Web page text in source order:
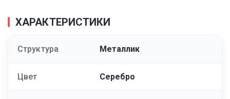
ХАРАКТЕРИСТИКИ
Структура Металлик
Цвет Серебро